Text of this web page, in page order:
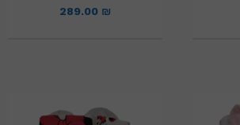
289.00 ₪